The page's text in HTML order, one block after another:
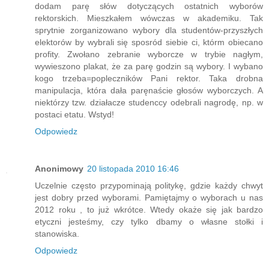
dodam parę słów dotyczących ostatnich wyborów
rektorskich. Mieszkałem wówczas w akademiku. Tak
sprytnie zorganizowano wybory dla studentów-przyszłych
elektorów by wybrali się sposród siebie ci, którm obiecano
profity. Zwołano zebranie wyborcze w trybie nagłym,
wywieszono plakat, że za parę godzin są wybory. I wybano
kogo trzeba=popleczników Pani rektor. Taka drobna
manipulacja, która dała paręnaście głosów wyborczych. A
niektórzy tzw. działacze studenccy odebrali nagrodę, np. w
postaci etatu. Wstyd!
Odpowiedz
Anonimowy 20 listopada 2010 16:46
Uczelnie często przypominają politykę, gdzie każdy chwyt
jest dobry przed wyborami. Pamiętajmy o wyborach u nas
2012 roku , to już wkrótce. Wtedy okaże się jak bardzo
etyczni jesteśmy, czy tylko dbamy o własne stołki i
stanowiska.
Odpowiedz